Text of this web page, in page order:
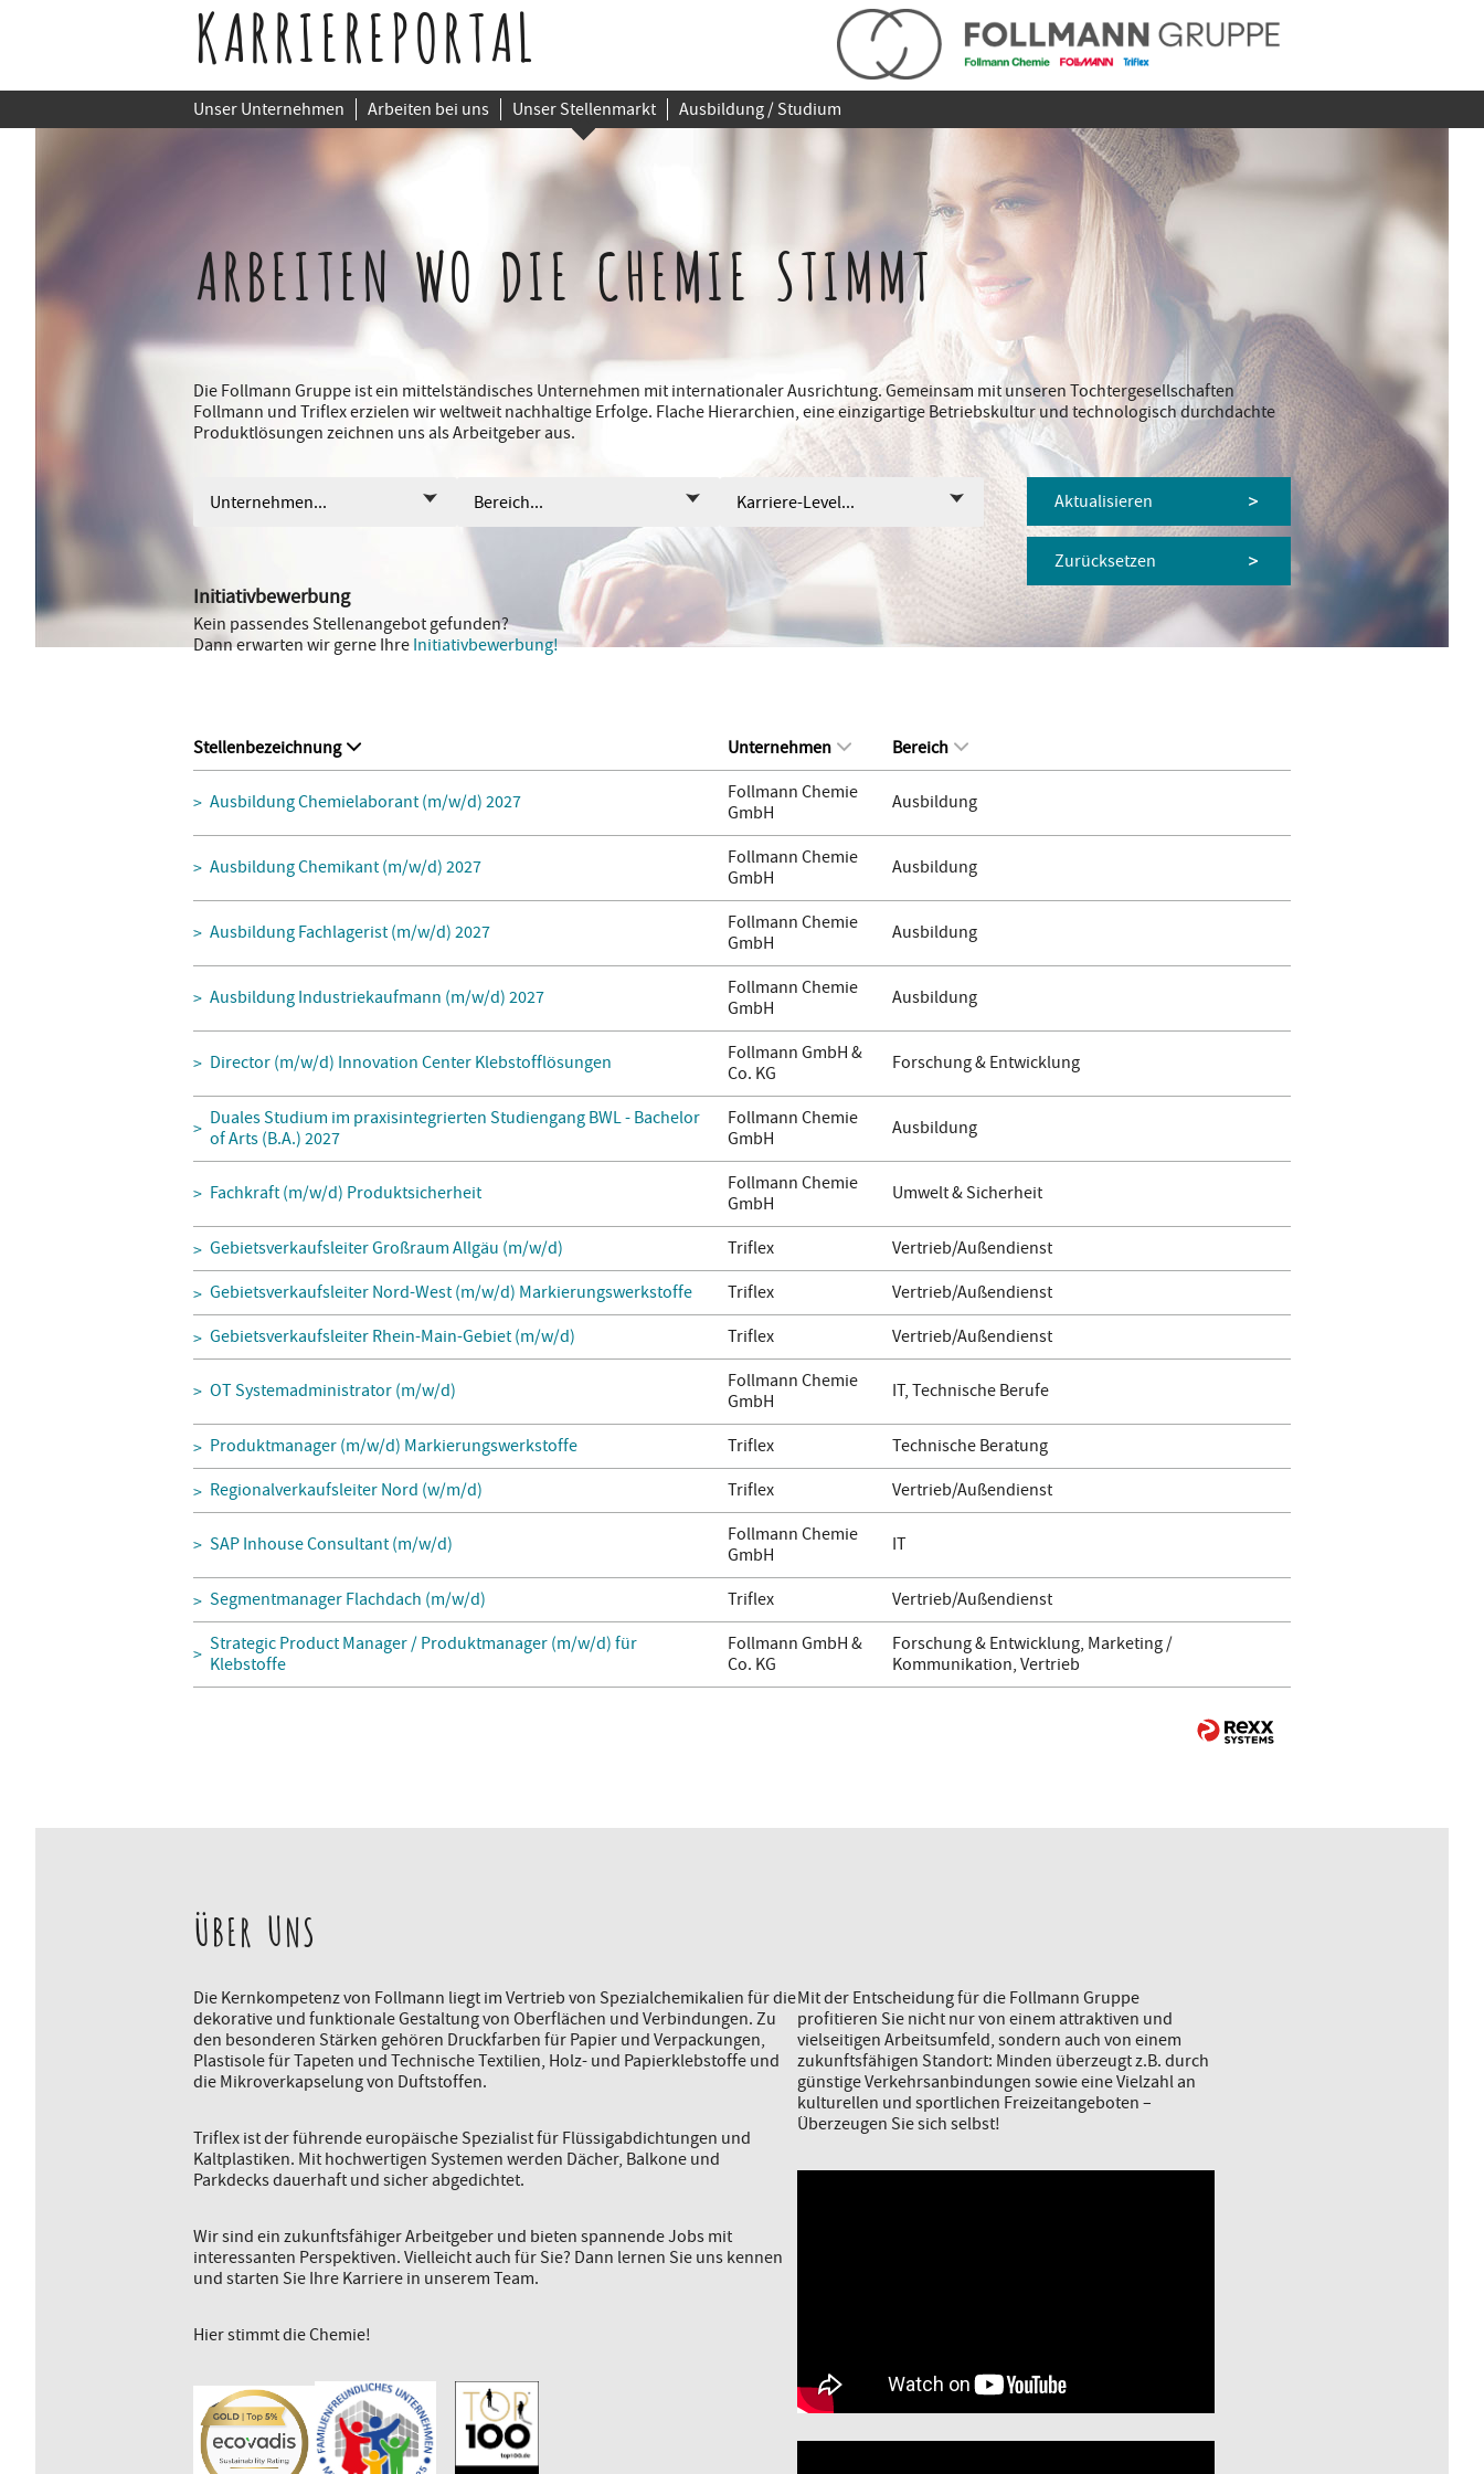
KARRIEREPORTAL
Unser Unternehmen Arbeiten bei uns Unser Stellenmarkt Ausbildung / Studium
ARBEITEN WO DIE CHEMIE STIMMT
Die Follmann Gruppe ist ein mittelständisches Unternehmen mit internationaler Ausrichtung. Gemeinsam mit unseren Tochtergesellschaften
Follmann und Triflex erzielen wir weltweit nachhaltige Erfolge. Flache Hierarchien, eine einzigartige Betriebskultur und technologisch durchdachte
Produktlösungen zeichnen uns als Arbeitgeber aus.
Unternehmen... Bereich... Karriere-Level... Aktualisieren
Zurücksetzen
Initiativbewerbung
Kein passendes Stellenangebot gefunden?
Dann erwarten wir gerne Ihre Initiativbewerbung!
Stellenbezeichnung Unternehmen Bereich
Ausbildung Chemielaborant (m/w/d) 2027
Follmann Chemie
GmbH
Ausbildung
Ausbildung Chemikant (m/w/d) 2027
Follmann Chemie
GmbH
Ausbildung
Ausbildung Fachlagerist (m/w/d) 2027
Follmann Chemie
GmbH
Ausbildung
Ausbildung Industriekaufmann (m/w/d) 2027
Follmann Chemie
GmbH
Ausbildung
Director (m/w/d) Innovation Center Klebstofflösungen
Follmann GmbH &
Co. KG
Forschung & Entwicklung
Duales Studium im praxisintegrierten Studiengang BWL - Bachelor
of Arts (B.A.) 2027
Follmann Chemie
GmbH
Ausbildung
Fachkraft (m/w/d) Produktsicherheit
Follmann Chemie
GmbH
Umwelt & Sicherheit
Gebietsverkaufsleiter Großraum Allgäu (m/w/d) Triflex
Vertrieb/Außendienst
Gebietsverkaufsleiter Nord-West (m/w/d) Markierungswerkstoffe
Triflex
Vertrieb/Außendienst
Gebietsverkaufsleiter Rhein-Main-Gebiet (m/w/d)
Triflex Vertrieb/Außendienst
OT Systemadministrator (m/w/d)
Follmann Chemie
GmbH
IT, Technische Berufe
Produktmanager (m/w/d) Markierungswerkstoffe Triflex
Technische Beratung
Regionalverkaufsleiter Nord (w/m/d)
Triflex Vertrieb/Außendienst
SAP Inhouse Consultant (m/w/d)
Follmann Chemie
GmbH
IT
Segmentmanager Flachdach (m/w/d) Triflex
Vertrieb/Außendienst
Strategic Product Manager / Produktmanager (m/w/d) für
Klebstoffe
Follmann GmbH &
Co. KG
Forschung & Entwicklung, Marketing /
Kommunikation, Vertrieb
ÜBER UNS
Die Kernkompetenz von Follmann liegt im Vertrieb von Spezialchemikalien für die
dekorative und funktionale Gestaltung von Oberflächen und Verbindungen. Zu
den besonderen Stärken gehören Druckfarben für Papier und Verpackungen,
Plastisole für Tapeten und Technische Textilien, Holz- und Papierklebstoffe und
die Mikroverkapselung von Duftstoffen.
Triflex ist der führende europäische Spezialist für Flüssigabdichtungen und
Kaltplastiken. Mit hochwertigen Systemen werden Dächer, Balkone und
Parkdecks dauerhaft und sicher abgedichtet.
Wir sind ein zukunftsfähiger Arbeitgeber und bieten spannende Jobs mit
interessanten Perspektiven. Vielleicht auch für Sie? Dann lernen Sie uns kennen
und starten Sie Ihre Karriere in unserem Team.
Hier stimmt die Chemie!
Mit der Entscheidung für die Follmann Gruppe
profitieren Sie nicht nur von einem attraktiven und
vielseitigen Arbeitsumfeld, sondern auch von einem
zukunftsfähigen Standort: Minden überzeugt z.B. durch
günstige Verkehrsanbindungen sowie eine Vielzahl an
kulturellen und sportlichen Freizeitangeboten –
Überzeugen Sie sich selbst!